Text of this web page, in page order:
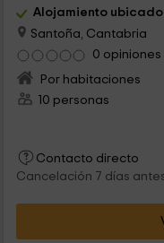
Alojamiento
Santoña, Cantabria
0 opiniones
Por habitaciones
10 personas
Contacto directo
Cancelación 7 días